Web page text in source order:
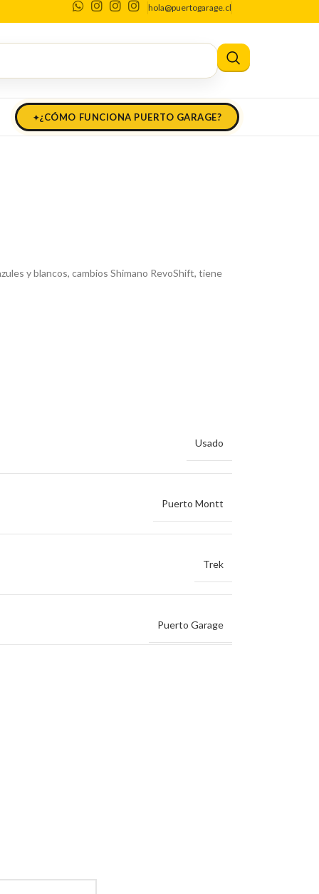
hola@puertogarage.cl
¿CÓMO FUNCIONA PUERTO GARAGE?
Trek
Trek
y blancos, cambios Shimano RevoShift, tiene
Usado
Puerto Montt
Trek
Puerto Garage